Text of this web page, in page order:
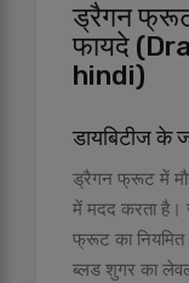
ड्रैगन
फायदे
hindi)
डायबिटीज के
ड्रैगन फ्रूट में
में मदद करता है।
फ्रूट का
ब्लड शुगर का